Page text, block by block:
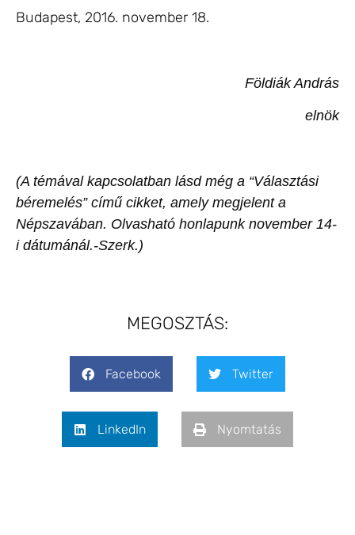
Budapest, 2016. november 18.
Földiák András
elnök
(A témával kapcsolatban lásd még a “Választási
béremelés” című cikket, amely megjelent a
Népszavában. Olvasható honlapunk november 14-
i dátumánál.-Szerk.)
MEGOSZTÁS:
Facebook Twitter
LinkedIn Nyomtatás